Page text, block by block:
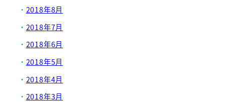
2018年8月
2018年7月
2018年6月
2018年5月
2018年4月
2018年3月